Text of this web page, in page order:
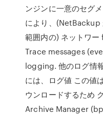
ンジンに一意のセグ
により、(NetBackup
範囲内の) ネットワ
Trace messages
logging. 他のログ情
には、ログ値 この値
ウンロードするため
Archive Manager